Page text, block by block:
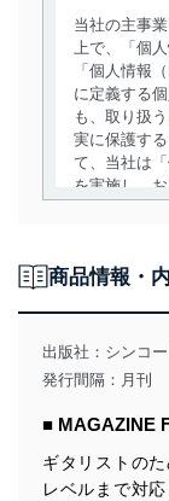
当社の主事
上で、「個
「個人情報
に定義する
も、取り扱
実に保護す
て、当社は
を実施し、
用目的を明
達成に必要
得・利用・
個人情報は
みを確実に
ます。また
措置を講じま
商品情報・
出版社： シンコ
発行間隔：月刊
■ MAGAZINE
ギタリストの
レベルまで対